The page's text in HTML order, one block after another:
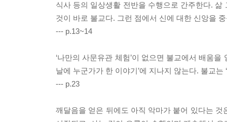
4장 유쾌하게 사는 법
유쾌한 삶의 조건_사는 것 자체가 기쁜 전생
받들겠습니다_인생이 완전히 달라지는 각오
근본에 있는 나_지금 필요한 것을 하라
유쾌한 빙 모드_문을 활짝 열어야 통할 수 있다
위파사나_깨어 있는 얼굴로 그대로 보는 것
식사 등의 일상생활 전반을 수행으로 간주한다.
것이 바로 불교다. 그런 점에서 신에 대한 신앙을
--- p.13~14
‘나만의 사문유관 체험’이 없으면 불교에서 배움
날에 누군가가 한 이야기’에 지나지 않는다. 불교
--- p.23
깨달음을 얻은 뒤에도 아직 악마가 붙어 있다는